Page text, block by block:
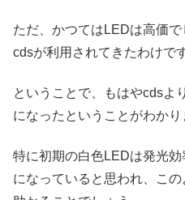
ただ、かつてはLEDは高価
cdsが利用されてきたわけです
ということで、もはやcdsよ
になったということがわかり
特に初期の白色LEDは発光
になっていると思われ、こ